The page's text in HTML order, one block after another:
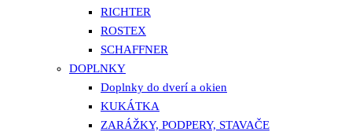
RICHTER
ROSTEX
SCHAFFNER
DOPLNKY
Doplnky do dverí a okien
KUKÁTKA
ZARÁŽKY, PODPERY, STAVAČE